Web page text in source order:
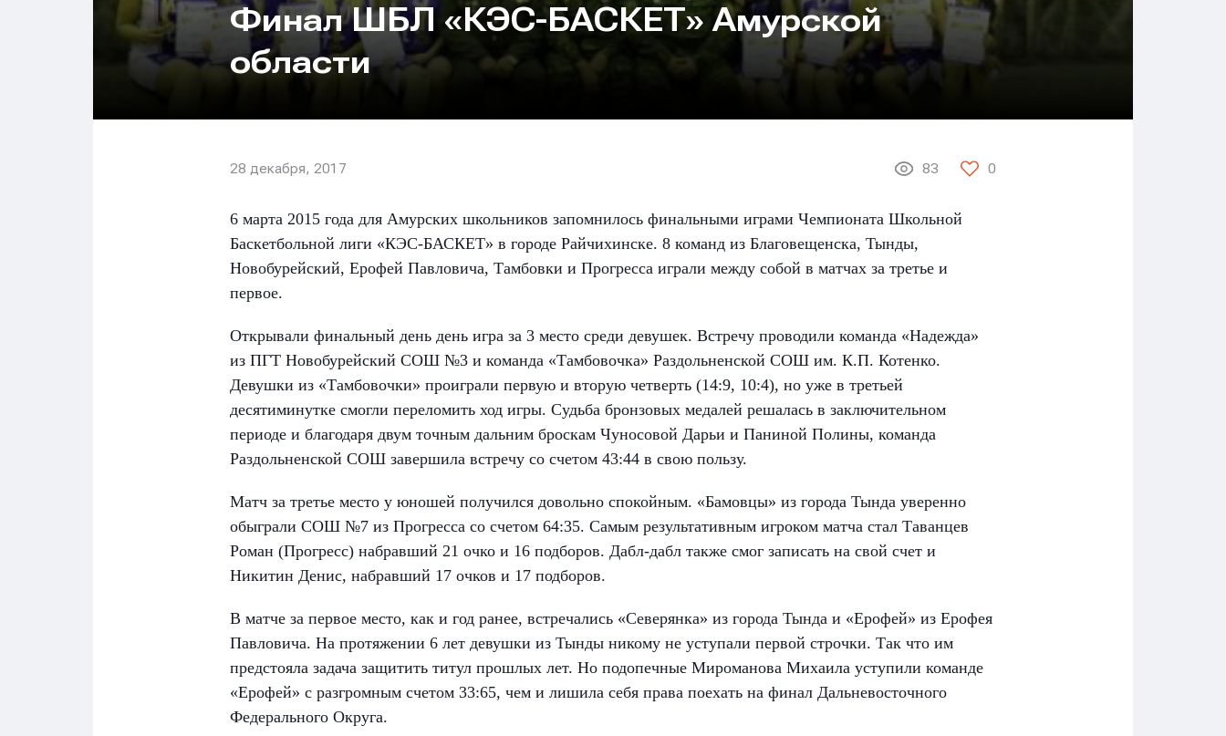
Финал ШБЛ «КЭС-БАСКЕТ» Амурской
области
28 декабря, 2017 83 0
6 марта 2015 года для Амурских школьников запомнилось финальными играми Чемпионата Школьной
Баскетбольной лиги «КЭС-БАСКЕТ» в городе Райчихинске. 8 команд из Благовещенска, Тынды,
Новобурейский, Ерофей Павловича, Тамбовки и Прогресса играли между собой в матчах за третье и
первое.
Открывали финальный день день игра за 3 место среди девушек. Встречу проводили команда «Надежда»
из ПГТ Новобурейский СОШ №3 и команда «Тамбовочка» Раздольненской СОШ им. К.П. Котенко.
Девушки из «Тамбовочки» проиграли первую и вторую четверть (14:9, 10:4), но уже в третьей
десятиминутке смогли переломить ход игры. Судьба бронзовых медалей решалась в заключительном
периоде и благодаря двум точным дальним броскам Чуносовой Дарьи и Паниной Полины, команда
Раздольненской СОШ завершила встречу со счетом 43:44 в свою пользу.
Матч за третье место у юношей получился довольно спокойным. «Бамовцы» из города Тында уверенно
обыграли СОШ №7 из Прогресса со счетом 64:35. Самым результативным игроком матча стал Таванцев
Роман (Прогресс) набравший 21 очко и 16 подборов. Дабл-дабл также смог записать на свой счет и
Никитин Денис, набравший 17 очков и 17 подборов.
В матче за первое место, как и год ранее, встречались «Северянка» из города Тында и «Ерофей» из Ерофея
Павловича. На протяжении 6 лет девушки из Тынды никому не уступали первой строчки. Так что им
предстояла задача защитить титул прошлых лет. Но подопечные Мироманова Михаила уступили команде
«Ерофей» с разгромным счетом 33:65, чем и лишила себя права поехать на финал Дальневосточного
Федерального Округа.